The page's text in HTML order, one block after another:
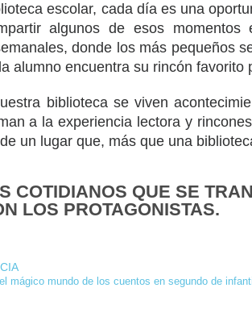
escolar, cada día es una
algunos de esos
donde los más pequeños
alumno encuentra su rincón
biblioteca se viven
a la experiencia lectora y
un lugar que, más que una
COTIDIANOS QUE SE
LOS PROTAGONISTAS.
mágico mundo de los cuentos en segundo de